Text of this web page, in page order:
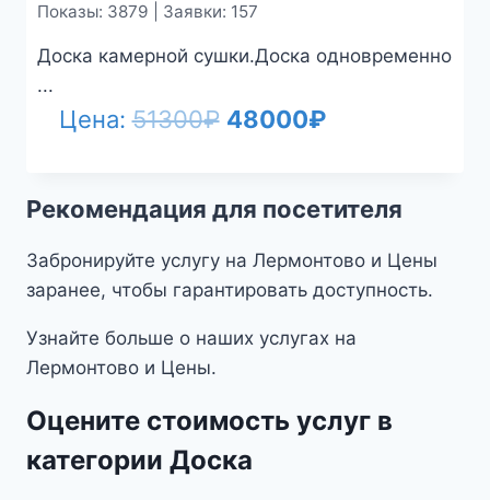
Показы: 3879 | Заявки: 157
Доска камерной сушки.Доска одновременно
...
Цена:51300₽ Первоначальная
48000₽Текущая
Рекомендация для посетителя
Забронируйте услугу на Лермонтово и Цены
заранее, чтобы гарантировать доступность.
Узнайте больше о наших услугах на
Лермонтово и Цены.
Оцените стоимость услуг в
категории Доска